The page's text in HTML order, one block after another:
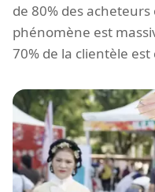
de 80% des
phénomène est
70% de la clientèle